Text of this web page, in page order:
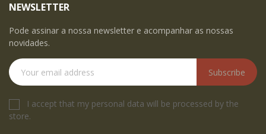
NEWSLETTER
Pode assinar a nossa newsletter e acompanhar as nossas
novidades.
Subscribe
I accept that my personal data will be processed by the
store.